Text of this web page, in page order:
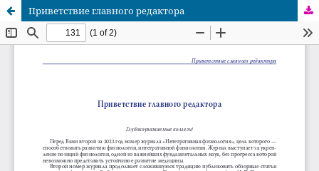
Приветствие главного редактора